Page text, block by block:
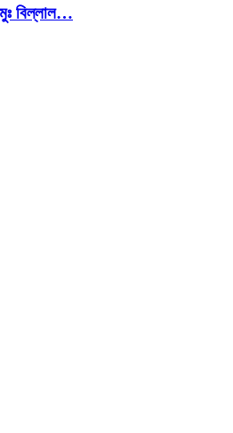
মুঃ বিল্লাল…